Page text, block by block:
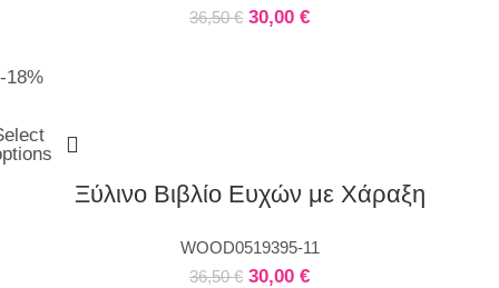
36,50€ 30,00 €
-18%
Ξύλινο Βιβλίο Ευχών με Χάραξη
WOOD0519395-11
36,50€ 30,00 €